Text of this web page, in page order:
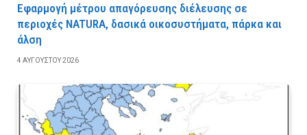
Εφαρμογή μέτρου απαγόρευσης διέλευσης σε
περιοχές NATURA, δασικά οικοσυστήματα, πάρκα και
άλση
4 ΑΥΓΟΎΣΤΟΥ 2026